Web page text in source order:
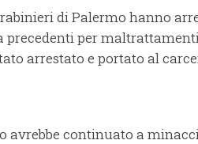
di Palermo hanno
precedenti per
arrestato e portato al
avrebbe continuato a